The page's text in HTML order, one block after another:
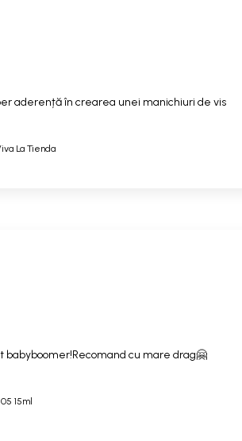
aderență în crearea unei manichiuri de vis
La Tienda
babyboomer!Recomand cu mare drag🤗
15ml